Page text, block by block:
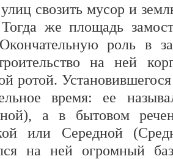
свозить мусор и
же площадь
роль в
на ней
ротой.
время: ее
а в бытовом
или Середной
на ней огромный